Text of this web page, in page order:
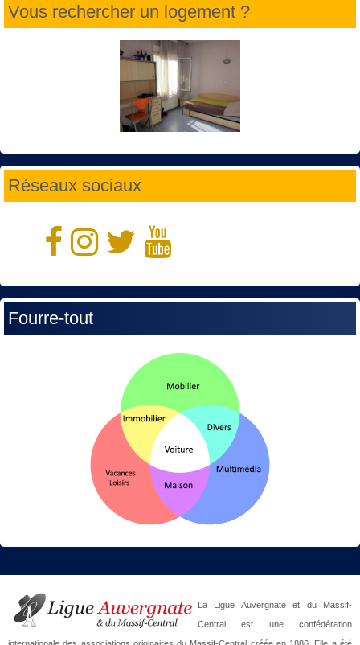
Vous rechercher un logement ?
Réseaux sociaux
Fourre-tout
La Ligue Auvergnate et du Massif-
Central est une confédération